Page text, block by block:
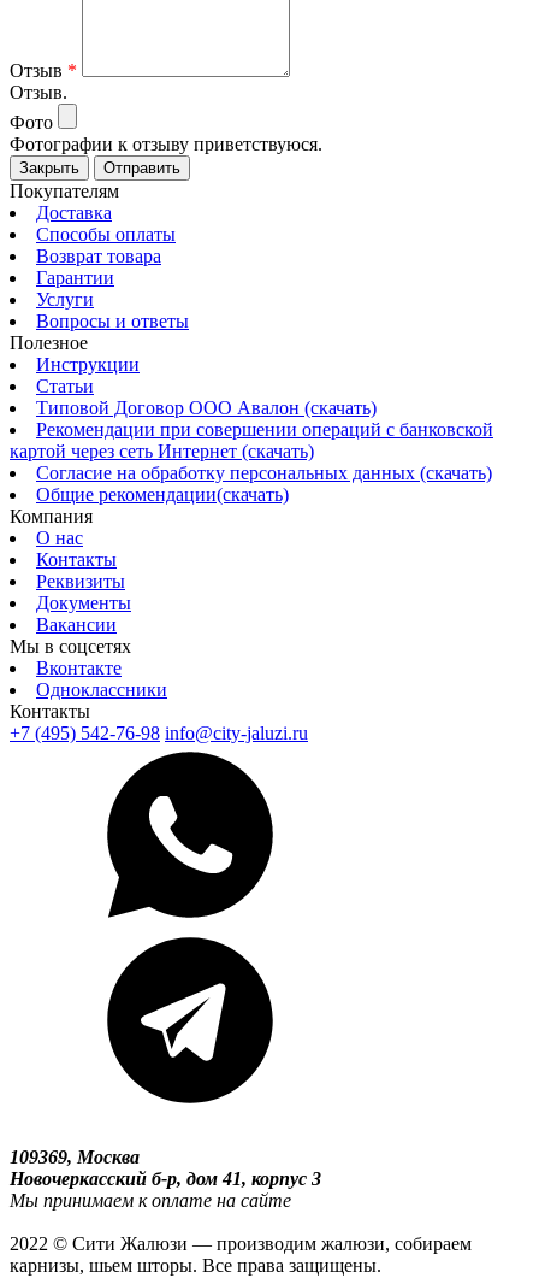
Отзыв *
Отзыв.
Фото
Фотографии к отзыву приветствуюся.
Закрыть Отправить
Покупателям
Доставка
Способы оплаты
Возврат товара
Гарантии
Услуги
Вопросы и ответы
Полезное
Инструкции
Статьи
Типовой Договор ООО Авалон (скачать)
Рекомендации при совершении операций с банковской
картой через сеть Интернет (скачать)
Согласие на обработку персональных данных (скачать)
Общие рекомендации(скачать)
Компания
О нас
Контакты
Реквизиты
Документы
Вакансии
Мы в соцсетях
Вконтакте
Одноклассники
Контакты
+7 (495) 542-76-98 info@city-jaluzi.ru
109369, Москва
Новочеркасский б-р, дом 41, корпус 3
Мы принимаем к оплате на сайте
2022 © Сити Жалюзи — производим жалюзи, собираем
карнизы, шьем шторы. Все права защищены.